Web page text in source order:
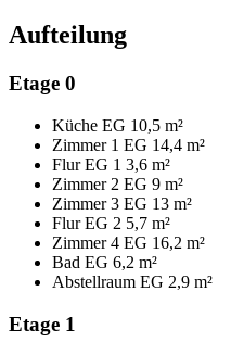
Aufteilung
Etage 0
Küche EG 10,5 m²
Zimmer 1 EG 14,4 m²
Flur EG 1 3,6 m²
Zimmer 2 EG 9 m²
Zimmer 3 EG 13 m²
Flur EG 2 5,7 m²
Zimmer 4 EG 16,2 m²
Bad EG 6,2 m²
Abstellraum EG 2,9 m²
Etage 1